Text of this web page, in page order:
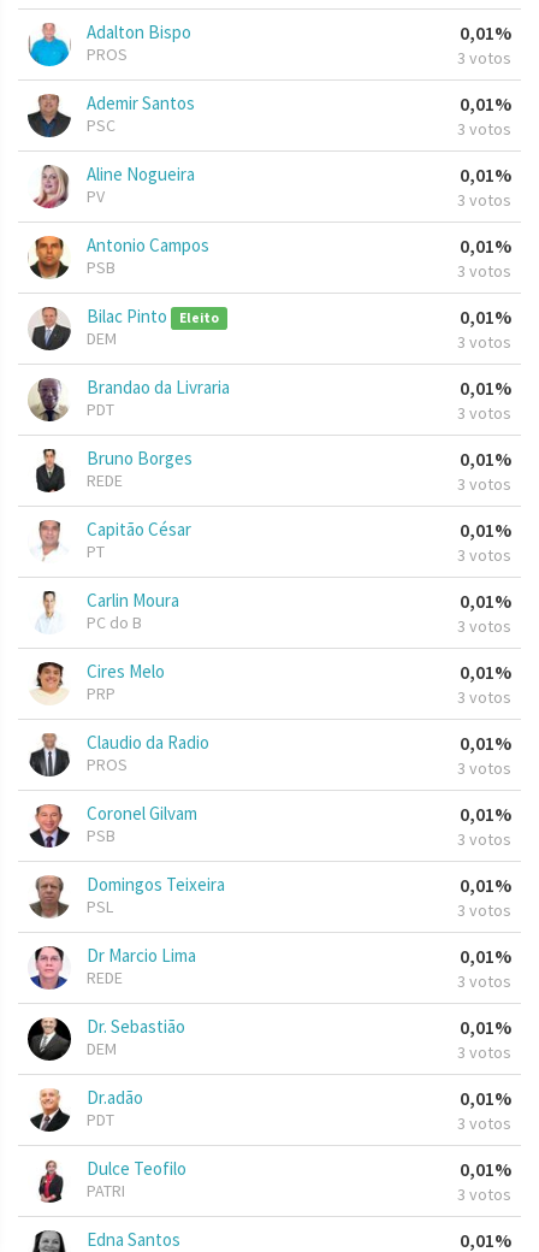
Adalton Bispo
PROS
0,01%
3 votos
Ademir Santos
PSC
0,01%
3 votos
Aline Nogueira
PV
0,01%
3 votos
Antonio Campos
PSB
0,01%
3 votos
Bilac Pinto Eleito
DEM
0,01%
3 votos
Brandao da Livraria
PDT
0,01%
3 votos
Bruno Borges
REDE
0,01%
3 votos
Capitão César
PT
0,01%
3 votos
Carlin Moura
PC do B
0,01%
3 votos
Cires Melo
PRP
0,01%
3 votos
Claudio da Radio
PROS
0,01%
3 votos
Coronel Gilvam
PSB
0,01%
3 votos
Domingos Teixeira
PSL
0,01%
3 votos
Dr Marcio Lima
REDE
0,01%
3 votos
Dr. Sebastião
DEM
0,01%
3 votos
Dr.adão
PDT
0,01%
3 votos
Dulce Teofilo
PATRI
0,01%
3 votos
Edna Santos 0,01%